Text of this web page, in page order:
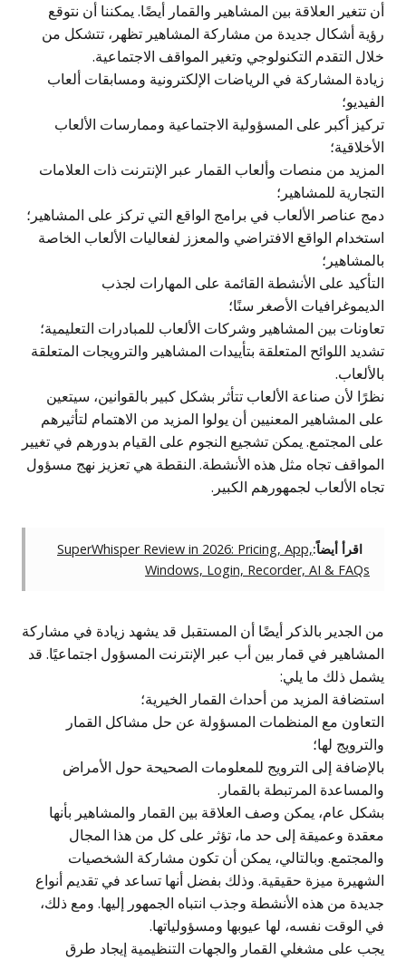
أن تتغير العلاقة بين المشاهير والقمار أيضًا. يمكننا أن نتوقع
رؤية أشكال جديدة من مشاركة المشاهير تظهر، تتشكل من
خلال التقدم التكنولوجي وتغير المواقف الاجتماعية.
زيادة المشاركة في الرياضات الإلكترونية ومسابقات ألعاب
الفيديو؛
تركيز أكبر على المسؤولية الاجتماعية وممارسات الألعاب
الأخلاقية؛
المزيد من منصات وألعاب القمار عبر الإنترنت ذات العلامات
التجارية للمشاهير؛
دمج عناصر الألعاب في برامج الواقع التي تركز على المشاهير؛
استخدام الواقع الافتراضي والمعزز لفعاليات الألعاب الخاصة
بالمشاهير؛
التأكيد على الأنشطة القائمة على المهارات لجذب
الديموغرافيات الأصغر سنًا؛
تعاونات بين المشاهير وشركات الألعاب للمبادرات التعليمية؛
تشديد اللوائح المتعلقة بتأييدات المشاهير والترويجات المتعلقة
بالألعاب.
نظرًا لأن صناعة الألعاب تتأثر بشكل كبير بالقوانين، سيتعين
على المشاهير المعنيين أن يولوا المزيد من الاهتمام لتأثيرهم
على المجتمع. يمكن تشجيع النجوم على القيام بدورهم في تغيير
المواقف تجاه مثل هذه الأنشطة. النقطة هي تعزيز نهج مسؤول
تجاه الألعاب لجمهورهم الكبير.
اقرأ أيضاً:SuperWhisper Review in 2026: Pricing, App,
Windows, Login, Recorder, AI & FAQs
من الجدير بالذكر أيضًا أن المستقبل قد يشهد زيادة في مشاركة
المشاهير في قمار بين أب عبر الإنترنت المسؤول اجتماعيًا. قد
يشمل ذلك ما يلي:
استضافة المزيد من أحداث القمار الخيرية؛
التعاون مع المنظمات المسؤولة عن حل مشاكل القمار
والترويج لها؛
بالإضافة إلى الترويج للمعلومات الصحيحة حول الأمراض
والمساعدة المرتبطة بالقمار.
بشكل عام، يمكن وصف العلاقة بين القمار والمشاهير بأنها
معقدة وعميقة إلى حد ما، تؤثر على كل من هذا المجال
والمجتمع. وبالتالي، يمكن أن تكون مشاركة الشخصيات
الشهيرة ميزة حقيقية. وذلك بفضل أنها تساعد في تقديم أنواع
جديدة من هذه الأنشطة وجذب انتباه الجمهور إليها. ومع ذلك،
في الوقت نفسه، لها عيوبها ومسؤولياتها.
يجب على مشغلي القمار والجهات التنظيمية إيجاد طرق